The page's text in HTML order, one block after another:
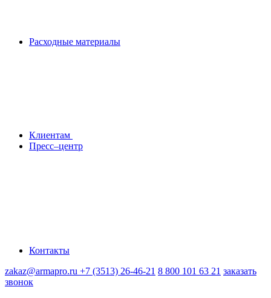
Расходные материалы
Клиентам
Пресс–центр
Контакты
zakaz@armapro.ru +7 (3513) 26-46-21 8 800 101 63 21 заказать
звонок